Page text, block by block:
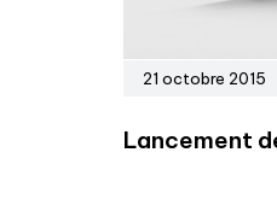
21 octobre 2015
Lancement